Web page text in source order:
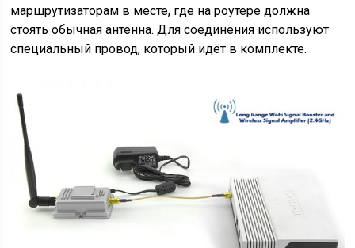
маршрутизаторам в месте, где на роутере должна
стоять обычная антенна. Для соединения используют
специальный провод, который идёт в комплекте.